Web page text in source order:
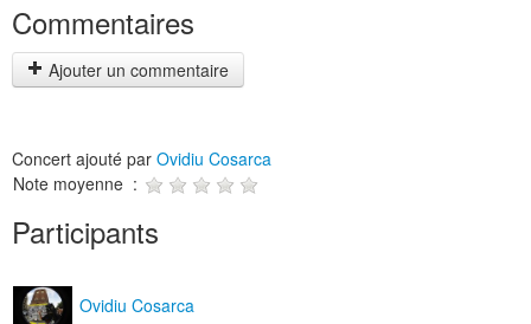
Commentaires
Ajouter un commentaire
Concert ajouté par Ovidiu Cosarca
Note moyenne :
Participants
Ovidiu Cosarca